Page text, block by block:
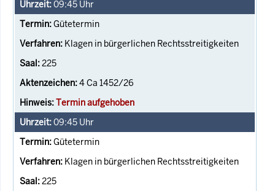
09:45 Uhr
Gütetermin
Klagen in bürgerlichen Rechtsstreitigkeiten
225
4 Ca 1452/26
Termin aufgehoben
09:45 Uhr
Gütetermin
Klagen in bürgerlichen Rechtsstreitigkeiten
225